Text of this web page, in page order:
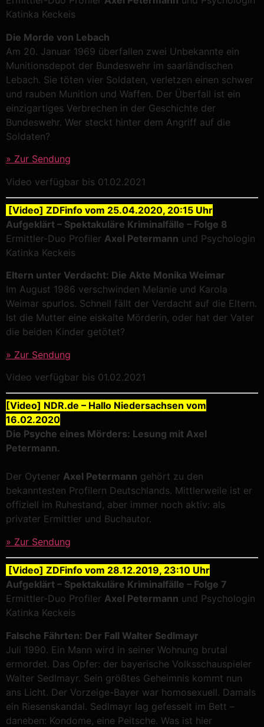
Katinka Keckeis
Die Morde von Lebach
Am 20. Januar 1969 überfallen zwei Unbekannte ein
Munitionsdepot der Bundeswehr im saarländischen
Lebach. Sie töten vier Soldaten, verletzen einen schwer
und rauben Munition und Waffen. Der Überfall ist ein
einzigartiges Verbrechen in der Geschichte der
Bundeswehr. Wer steckt hinter dem Angriff auf die
Soldaten?
» Zur Sendung
Video verfügbar bis 01.02.2021
[Video] ZDFinfo vom 25.04.2020, 20:15 Uhr
Aufgeklärt – Spektakuläre Kriminalfälle – Folge 8
Ermittler-Duo Profiler Axel Petermann und Psychologin
Katinka Keckeis
Eltern unter Verdacht: Die Akte Monika Weimar
Im August 1986 verschwinden Melanie und Karola
Weimar spurlos. Schnell fällt der Verdacht auf die Eltern.
Ist die Mutter eine eiskalte Mörderin, oder hat der Vater
die beiden Kinder getötet?
» Zur Sendung
Video verfügbar bis 01.02.2021
[Video] NDR.de – Hallo Niedersachsen vom
16.02.2020
Die Psyche eines Mörders: Lesung mit Axel
Petermann.
Der Oytener Axel Petermann gehört zu den
bekanntesten Profilern Deutschlands. Mittlerweile ist er
offiziell im Ruhestand, aber immer noch aktiv: als
privater Ermittler und Buchautor.
» Zur Sendung
[Video] ZDFinfo vom 28.12.2019, 23:10 Uhr
Aufgeklärt – Spektakuläre Kriminalfälle – Folge 7
Ermittler-Duo Profiler Axel Petermann und Psychologin
Katinka Keckeis
Falsche Fährten: Der Fall Walter Sedlmayr
Juli 1990. Ein Mann wird in seiner Wohnung brutal
ermordet. Das Opfer: der bayerische Volksschauspieler
Walter Sedlmayr. Sein größtes Geheimnis kommt nun
ans Licht. Der Vorzeige-Bayer war homosexuell. Damals
ein Riesenskandal. Sedlmayr lag gefesselt im Bett –
daneben: Kondome, eine Peitsche. Was ist hier